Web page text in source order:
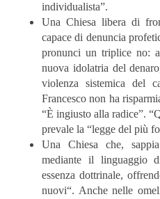
individualista”.
Una Chiesa libera di
capace di denuncia
pronunci un triplice no:
nuova idolatria del
violenza sistemica del
Francesco non ha
“È ingiusto alla radice”.
prevale la “legge del più
Una Chiesa che,
mediante il linguaggio
essenza dottrinale,
nuovi“. Anche nelle